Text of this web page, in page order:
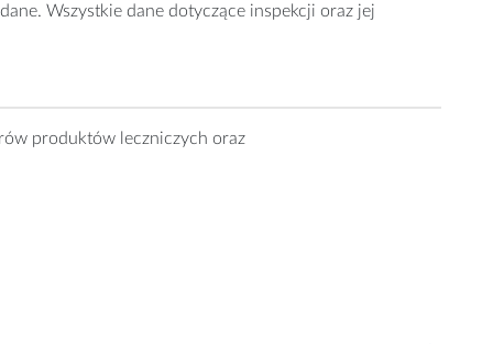
Wszystkie dane dotyczące inspekcji oraz jej
produktów leczniczych oraz